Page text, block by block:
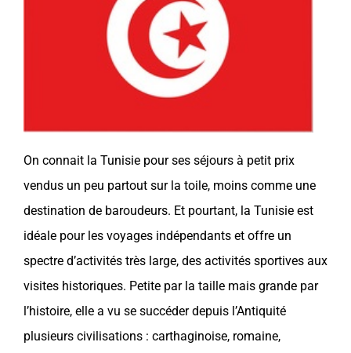
On connait la Tunisie pour ses séjours à petit prix
vendus un peu partout sur la toile, moins comme une
destination de baroudeurs. Et pourtant, la Tunisie est
idéale pour les voyages indépendants et offre un
spectre d’activités très large, des activités sportives aux
visites historiques. Petite par la taille mais grande par
l’histoire, elle a vu se succéder depuis l’Antiquité
plusieurs civilisations : carthaginoise, romaine,